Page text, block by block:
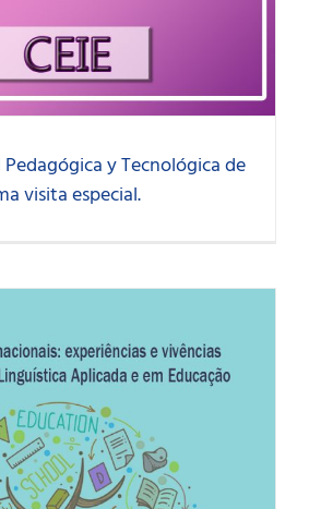
y Tecnológica de
visita especial.